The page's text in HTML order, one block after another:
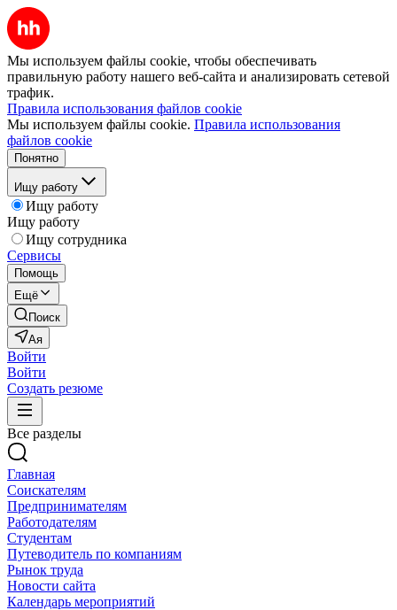
Мы используем файлы cookie, чтобы обеспечивать
правильную работу нашего веб-сайта и анализировать сетевой
трафик.
Правила использования файлов cookie
Мы используем файлы cookie. Правила использования
файлов cookie
Понятно
Ищу работу
Ищу работу
Ищу работу
Ищу сотрудника
Сервисы
Помощь
Ещё
Поиск
Ая
Войти
Войти
Создать резюме
Все разделы
Главная
Соискателям
Предпринимателям
Работодателям
Студентам
Путеводитель по компаниям
Рынок труда
Новости сайта
Календарь мероприятий